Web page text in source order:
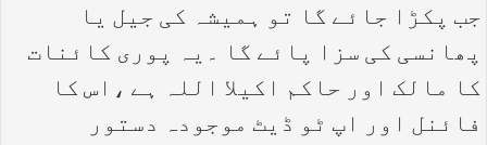
جب پکڑا جائے گا تو ہمیشہ کی جیل یا
پھانسی کی سزا پائے گا ۔یہ پوری کائنات
کا مالک اور حاکم اکیلا اللہ ہے ،اس کا
فائنل اور اپ ٹو ڈیٹ موجودہ دستور